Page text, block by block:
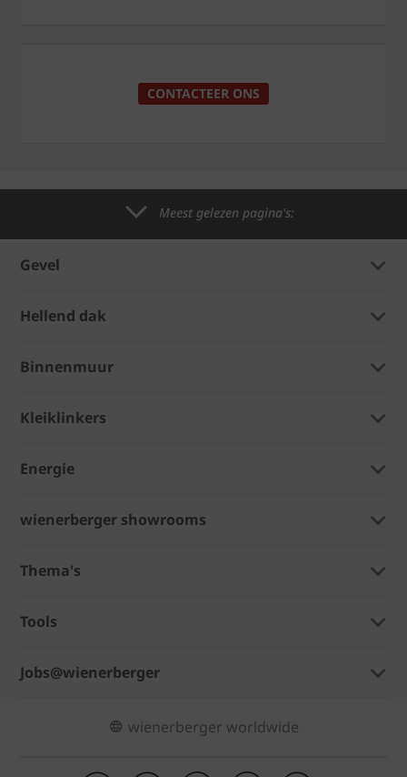
CONTACTEER ONS
Meest gelezen pagina's:
Gevel
Hellend dak
Binnenmuur
Kleiklinkers
Energie
wienerberger showrooms
Thema's
Tools
Jobs@wienerberger
wienerberger worldwide